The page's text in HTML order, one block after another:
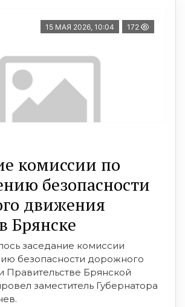
15 МАЯ 2026, 10:04 172
комиссии по
безопасности
движения
Брянске
заседание комиссии
безопасности дорожного
Правительстве Брянской
заместитель Губернатора